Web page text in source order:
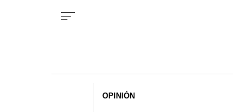
OPINIÓN